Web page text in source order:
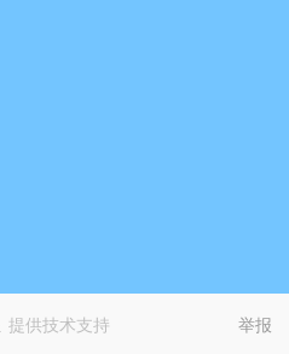
提供技术支持 举报